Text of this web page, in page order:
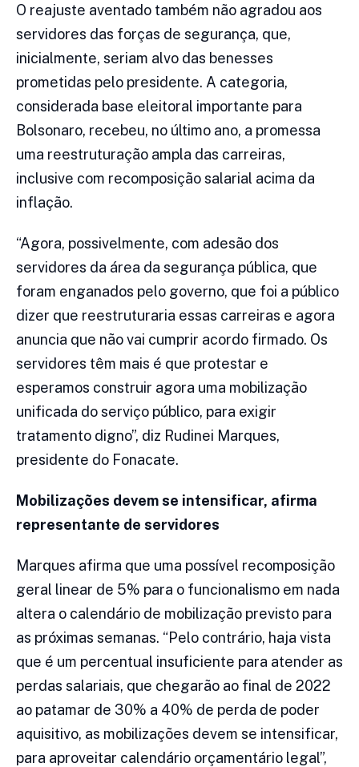
O reajuste aventado também não agradou aos
servidores das forças de segurança, que,
inicialmente, seriam alvo das benesses
prometidas pelo presidente. A categoria,
considerada base eleitoral importante para
Bolsonaro, recebeu, no último ano, a promessa
uma reestruturação ampla das carreiras,
inclusive com recomposição salarial acima da
inflação.
“Agora, possivelmente, com adesão dos
servidores da área da segurança pública, que
foram enganados pelo governo, que foi a público
dizer que reestruturaria essas carreiras e agora
anuncia que não vai cumprir acordo firmado. Os
servidores têm mais é que protestar e
esperamos construir agora uma mobilização
unificada do serviço público, para exigir
tratamento digno”, diz Rudinei Marques,
presidente do Fonacate.
Mobilizações devem se intensificar, afirma
representante de servidores
Marques afirma que uma possível recomposição
geral linear de 5% para o funcionalismo em nada
altera o calendário de mobilização previsto para
as próximas semanas. “Pelo contrário, haja vista
que é um percentual insuficiente para atender as
perdas salariais, que chegarão ao final de 2022
ao patamar de 30% a 40% de perda de poder
aquisitivo, as mobilizações devem se intensificar,
para aproveitar calendário orçamentário legal”,